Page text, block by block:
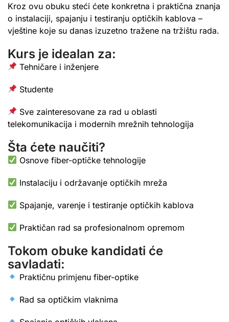
Kroz ovu obuku steći ćete konkretna i praktična znanja
o instalaciji, spajanju i testiranju optičkih kablova –
vještine koje su danas izuzetno tražene na tržištu rada.
Kurs je idealan za:
Tehničare i inženjere
Studente
Sve zainteresovane za rad u oblasti
telekomunikacija i modernih mrežnih tehnologija
Šta ćete naučiti?
Osnove fiber-optičke tehnologije
Instalaciju i održavanje optičkih mreža
Spajanje, varenje i testiranje optičkih kablova
Praktičan rad sa profesionalnom opremom
Tokom obuke kandidati će
savladati:
Praktičnu primjenu fiber-optike
Rad sa optičkim vlaknima